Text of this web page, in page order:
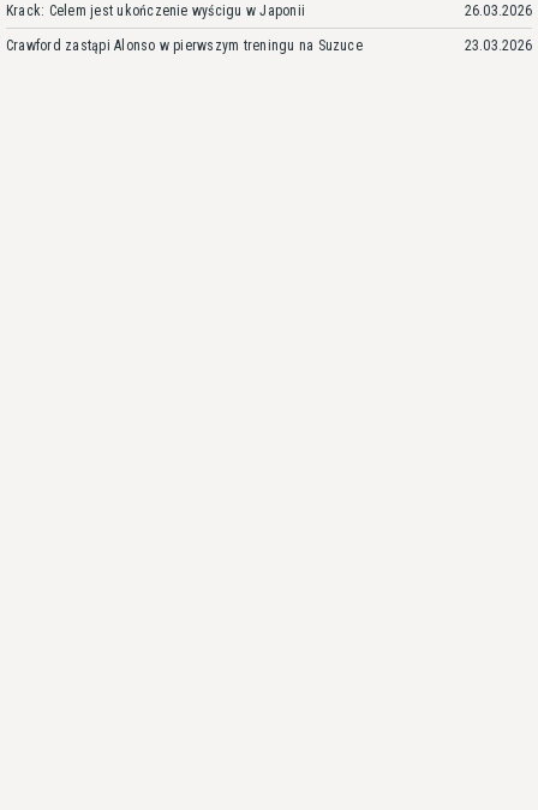
Krack: Celem jest ukończenie wyścigu w Japonii 26.03.2026
Crawford zastąpi Alonso w pierwszym treningu na Suzuce 23.03.2026